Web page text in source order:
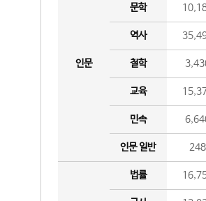
인문
문학
역사
철학
교육
민속
인문 일반 248
법률